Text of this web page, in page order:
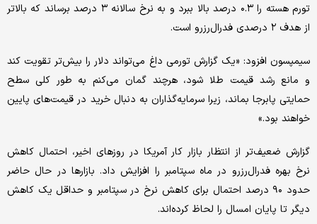
تورم هسته را ۰.۳ درصد بالا ببرد و به نرخ سالانه ۳ درصد برساند که بالاتر
از هدف ۲ درصدی فدرال‌رزرو است.
سیمپسون افزود: «یک گزارش تورمی داغ می‌تواند دلار را بیش‌تر تقویت کند
و مانع رشد قیمت طلا شود، هرچند گمان می‌کنم به طور کلی سطح
حمایتی پابرجا بماند، زیرا سرمایه‌گذاران به دنبال خرید در قیمت‌های پایین
خواهند بود.»
گزارش ضعیف‌تر از انتظار بازار کار آمریکا در روزهای اخیر، احتمال کاهش
نرخ بهره فدرال‌رزرو در ماه سپتامبر را افزایش داد. بازارها در حال حاضر
حدود ۹۰ درصد احتمال برای کاهش نرخ در سپتامبر و حداقل یک کاهش
دیگر تا پایان امسال را لحاظ کرده‌اند.